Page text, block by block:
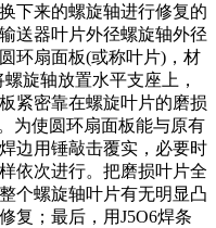
下来的螺旋轴进行修复的
送器叶片外径螺旋轴外径
环扇面板(或称叶片)，材
旋轴放置水平支座上，
紧密靠在螺旋叶片的磨损
为使圆环扇面板能与原有
边用锤敲击覆实，必要时
依次进行。把磨损叶片全
个螺旋轴叶片有无明显凸
复；最后，用J5O6焊条